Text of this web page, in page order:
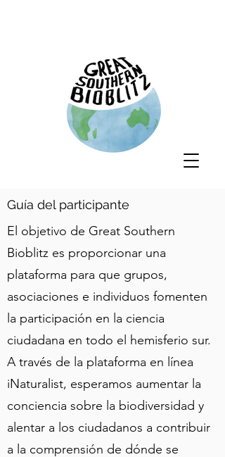
Guía del participante
El objetivo de Great Southern
Bioblitz es proporcionar una
plataforma para que grupos,
asociaciones e individuos fomenten
la participación en la ciencia
ciudadana en todo el hemisferio sur.
A través de la plataforma en línea
iNaturalist, esperamos aumentar la
conciencia sobre la biodiversidad y
alentar a los ciudadanos a contribuir
a la comprensión de dónde se